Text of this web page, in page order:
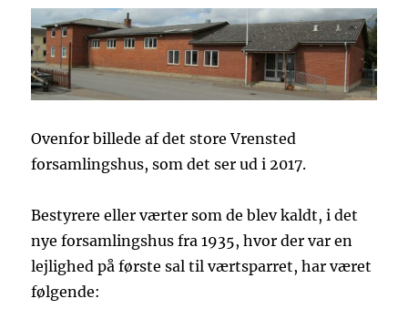
Ovenfor billede af det store Vrensted
forsamlingshus, som det ser ud i 2017.
Bestyrere eller værter som de blev kaldt, i det
nye forsamlingshus fra 1935, hvor der var en
lejlighed på første sal til værtsparret, har været
følgende: